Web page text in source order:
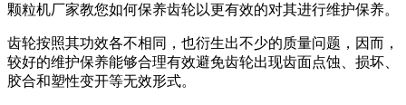
颗粒机厂家教您如何保养齿轮以更有效的对其进行维护保养。
齿轮按照其功效各不相同，也衍生出不少的质量问题，因而，
较好的维护保养能够合理有效避免齿轮出现齿面点蚀、损坏、
胶合和塑性变开等无效形式。